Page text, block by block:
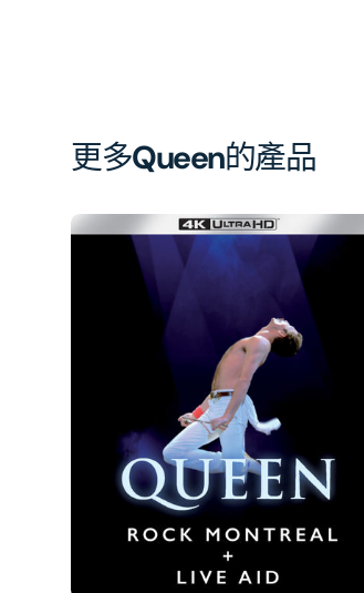
更多Queen的產品